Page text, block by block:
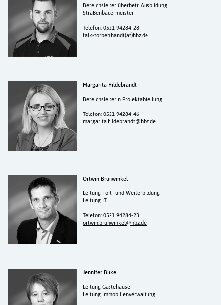
Bereichsleiter überbetr. Ausbildung
Straßenbauermeister
Telefon: 0521 94284-28
falk-torben.handt(at)hbz.de
Margarita Hildebrandt
Bereichsleiterin Projektabteilung
Telefon: 0521 94284-46
margarita.hildebrandt@hbz.de
Ortwin Brunwinkel
Leitung Fort- und Weiterbildung
Leitung IT
Telefon: 0521 94284-23
ortwin.brunwinkel@hbz.de
Jennifer Birke
Leitung Gästehäuser
Leitung Immobilienverwaltung